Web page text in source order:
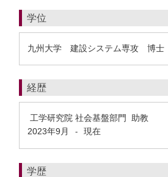
学位
九州大学 建設システム専攻 博士
経歴
工学研究院 社会基盤部門 助教
2023年9月
- 現在
学歴